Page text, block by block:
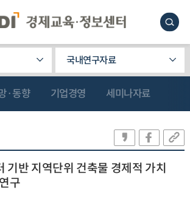
국내연구자료
·동향 기업경영 세미나자료
기반 지역단위 건축물 경제적 가치
구